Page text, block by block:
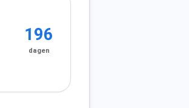
196
dagen